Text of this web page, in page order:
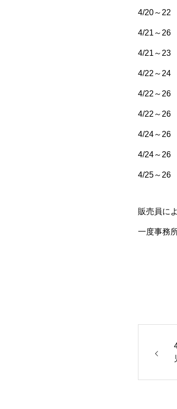
4/20～22
4/21～26
4/21～23
4/22～24
4/22～26
4/22～26
4/24～26
4/24～26
4/25～26
販売員に
一度事務